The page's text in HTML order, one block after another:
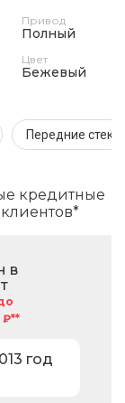
Привод
Полный
Цвет
Бежевый
Передние
кредитные
в
₽**
год